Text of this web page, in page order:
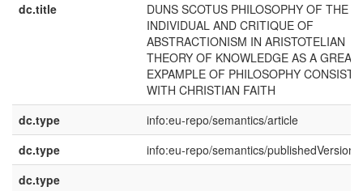
dc.title
DUNS SCOTUS PHILOSOPHY OF THE
INDIVIDUAL AND CRITIQUE OF
ABSTRACTIONISM IN ARISTOTELIAN
THEORY OF KNOWLEDGE AS A GREAT
EXPAMPLE OF PHILOSOPHY
WITH CHRISTIAN FAITH
dc.type
info:eu-repo/semantics/article
dc.type
info:eu-repo/semantics/publishedVersion
dc.type